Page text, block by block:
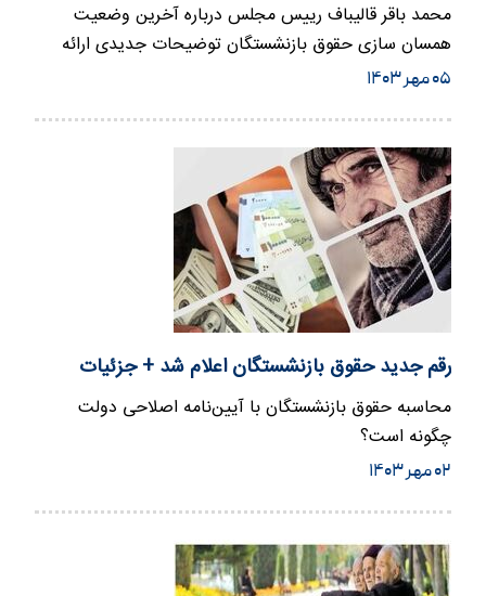
محمد باقر قالیباف رییس مجلس درباره آخرین وضعیت
همسان سازی حقوق بازنشستگان توضیحات جدیدی ارائه
کرد.
۰۵ مهر ۱۴۰۳
رقم جدید حقوق بازنشستگان اعلام شد + جزئیات
محاسبه حقوق بازنشستگان با آیین‌نامه اصلاحی دولت
چگونه است؟
۰۲ مهر ۱۴۰۳